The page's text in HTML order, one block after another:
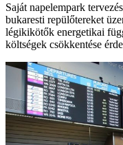
Saját napelempark
bukaresti repülőtereket
légikikötők energetikai
költségek csökkentése